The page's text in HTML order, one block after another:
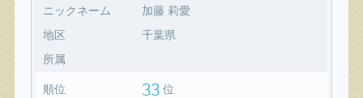
ニックネーム
加藤 莉愛
地区
千葉県
所属
順位 33 位